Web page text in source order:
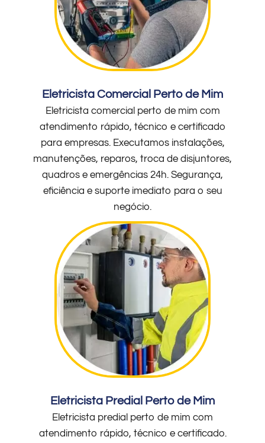
Eletricista Comercial Perto de Mim
Eletricista comercial perto de mim com
atendimento rápido, técnico e certificado
para empresas. Executamos instalações,
manutenções, reparos, troca de disjuntores,
quadros e emergências 24h. Segurança,
eficiência e suporte imediato para o seu
negócio.
Eletricista Predial Perto de Mim
Eletricista predial perto de mim com
atendimento rápido, técnico e certificado.